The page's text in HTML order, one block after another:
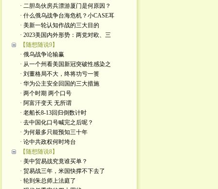
· 二胆岛伙房兵漂游厦门是何原因？
· 什么俄乌战争台海危机？小CASE耳
· 美新一轮认知作战的三大目的
· 2023美国内外形势：两党对欧、三
【随想随说9】
· 俄乌战争论输赢
· 从一个州看美国新冠突破性感染之
· 刘董格局不大，终将功亏一篑
· 华为公主安全回国的三大措施
· 两个时期 两个口号
· 阿富汗变天 无所谓
· 老船长8-13回归倒数计时
· 去中国化口号喊完之后呢？
· 为何最多只能预知三十年
· 论中共政权何时垮台
【随想随说8】
· 美中贸易战究竟谁买单？
· 贸易战三年，米国快撑不下去了
· 轮到朱总师上法庭了